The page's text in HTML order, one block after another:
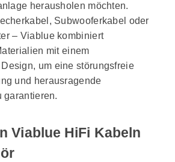
herausholen möchten.
Subwooferkabel oder
– Viablue kombiniert
mit einem
um eine störungsfreie
und herausragende
garantieren.
Viablue HiFi Kabeln